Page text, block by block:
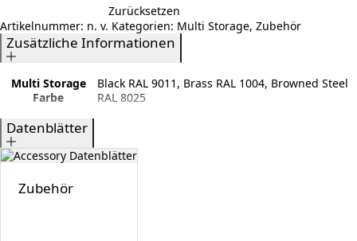
Zurücksetzen
Artikelnummer: n. v. Kategorien: Multi Storage, Zubehör
Zusätzliche Informationen
Multi Storage
Farbe
Black RAL 9011, Brass RAL 1004, Browned Steel
RAL 8025
Datenblätter
Zubehör